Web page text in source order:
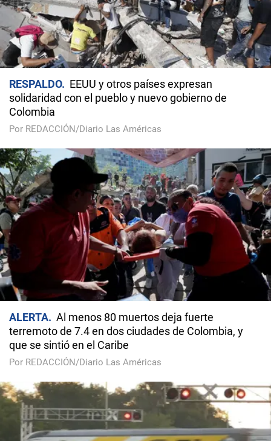
RESPALDO
EEUU y otros países expresan
solidaridad con el pueblo y nuevo gobierno de
Colombia
Por REDACCIÓN/Diario Las Américas
ALERTA
Al menos 80 muertos deja fuerte
terremoto de 7.4 en dos ciudades de Colombia, y
que se sintió en el Caribe
Por REDACCIÓN/Diario Las Américas